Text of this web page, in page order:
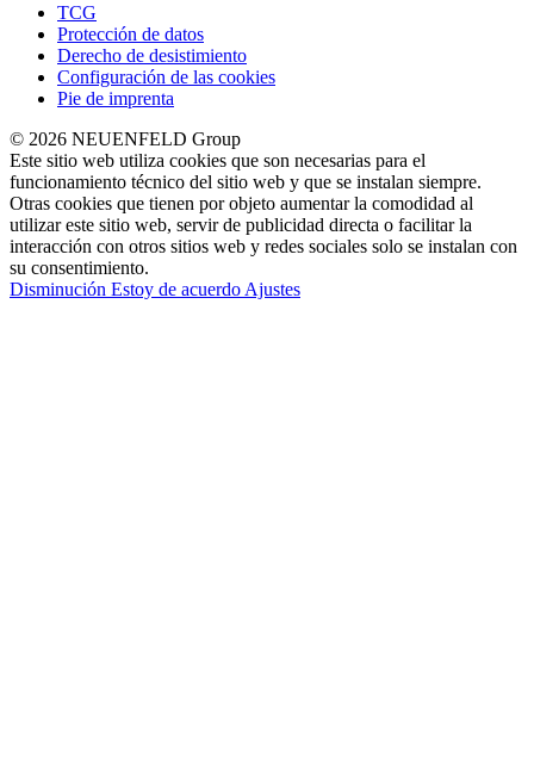
TCG
Protección de datos
Derecho de desistimiento
Configuración de las cookies
Pie de imprenta
© 2026 NEUENFELD Group
Este sitio web utiliza cookies que son necesarias para el
funcionamiento técnico del sitio web y que se instalan siempre.
Otras cookies que tienen por objeto aumentar la comodidad al
utilizar este sitio web, servir de publicidad directa o facilitar la
interacción con otros sitios web y redes sociales solo se instalan con
su consentimiento.
Disminución Estoy de acuerdo Ajustes